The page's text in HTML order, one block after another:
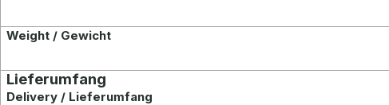
Weight / Gewicht
Lieferumfang
Delivery / Lieferumfang